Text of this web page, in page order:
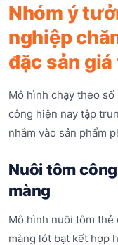
Nhóm ý
nghiệp
đặc sản
Mô hình chạy theo
công hiện nay tập
nhắm vào sản phẩm
Nuôi tôm
màng
Mô hình nuôi tôm thẻ
màng lót bạt kết hợp